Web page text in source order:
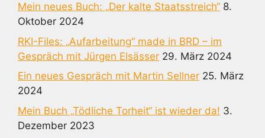
Mein neues Buch: „Der kalte Staatsstreich“ 8.
Oktober 2024
RKI-Files: „Aufarbeitung“ made in BRD – im
Gespräch mit Jürgen Elsässer 29. März 2024
Ein neues Gespräch mit Martin Sellner 25. März
2024
Mein Buch „Tödliche Torheit“ ist wieder da! 3.
Dezember 2023